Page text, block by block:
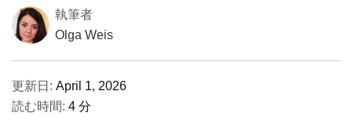
執筆者
Olga Weis
更新日: April 1, 2026
読む時間: 4 分